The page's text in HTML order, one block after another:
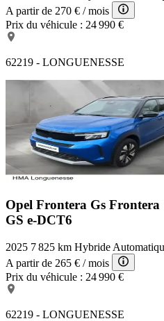
A partir de 270 € / mois
Prix du véhicule : 24 990 €
62219 - LONGUENESSE
Opel Frontera Gs Frontera
GS e-DCT6
2025 7 825 km Hybride
A partir de 265 € / mois
Prix du véhicule : 24 990 €
62219 - LONGUENESSE